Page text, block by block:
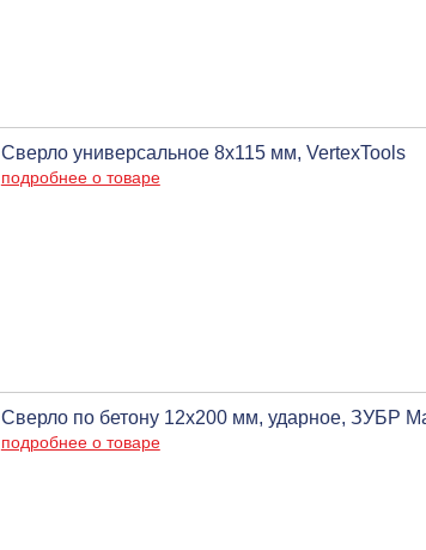
Сверло универсальное 8х115 мм, VertexTools
подробнее о товаре
Сверло по бетону 12x200 мм, ударное, ЗУБР
подробнее о товаре